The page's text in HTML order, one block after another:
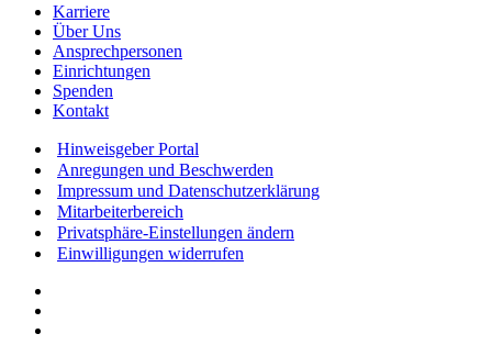
Karriere
Über Uns
Ansprechpersonen
Einrichtungen
Spenden
Kontakt
Hinweisgeber Portal
Anregungen und Beschwerden
Impressum und Datenschutzerklärung
Mitarbeiterbereich
Privatsphäre-Einstellungen ändern
Einwilligungen widerrufen